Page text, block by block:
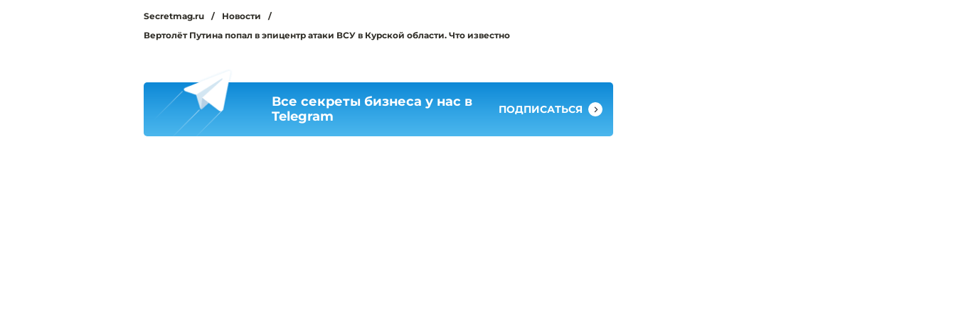
Secretmag.ru / Новости
/
Вертолёт Путина попал в эпицентр атаки ВСУ в Курской области. Что известно
Все секреты бизнеса у нас в
Telegram
ПОДПИСАТЬСЯ